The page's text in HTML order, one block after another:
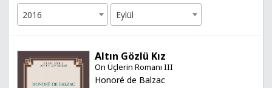
2016 Eylül
Altın Gözlü Kız
On Üçlerin Romanı III
Honoré de Balzac